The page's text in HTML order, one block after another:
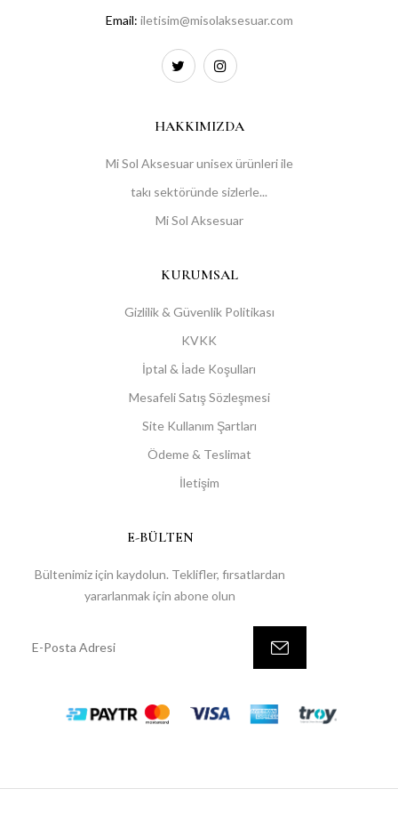
Email: iletisim@misolaksesuar.com
HAKKIMIZDA
Mi Sol Aksesuar unisex ürünleri ile
takı sektöründe sizlerle...
Mi Sol Aksesuar
KURUMSAL
Gizlilik & Güvenlik Politikası
KVKK
İptal & İade Koşulları
Mesafeli Satış Sözleşmesi
Site Kullanım Şartları
Ödeme & Teslimat
İletişim
E-BÜLTEN
Bültenimiz için kaydolun. Teklifler, fırsatlardan
yararlanmak için abone olun